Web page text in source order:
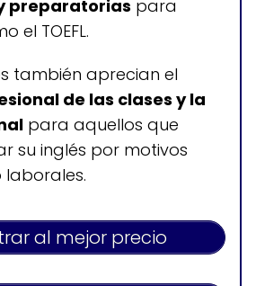
de atención
9:00-17:00
y domingos: cerrado
preparatorias para
el TOEFL.
también aprecian el
de las clases y la
para aquellos que
su inglés por motivos
al mejor precio